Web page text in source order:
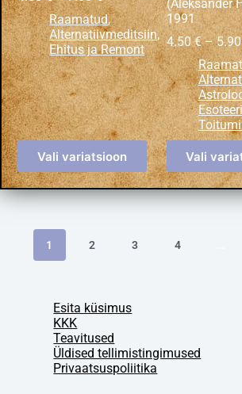
Raamatud,
Alternatiivmeditsiin,
Ehitus ja Remont
Vali variatsioon
(Aleksander
1991
4.50€ –
Vali
1 2 3 4
Esita küsimus
KKK
Teavitused
Üldised tellimistingimused
Privaatsuspoliitika